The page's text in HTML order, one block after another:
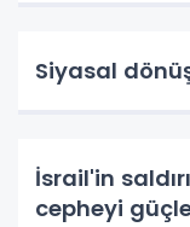
Siyasal
İsrail'in
cepheyi